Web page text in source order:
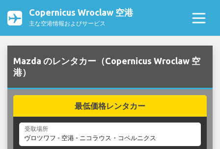
Copernicus Wroclaw 空港
主な空港情報およびサービス
Mazda のレンタカー（Copernicus Wroclaw 空
港）
最低価格レンタカー
受取場所